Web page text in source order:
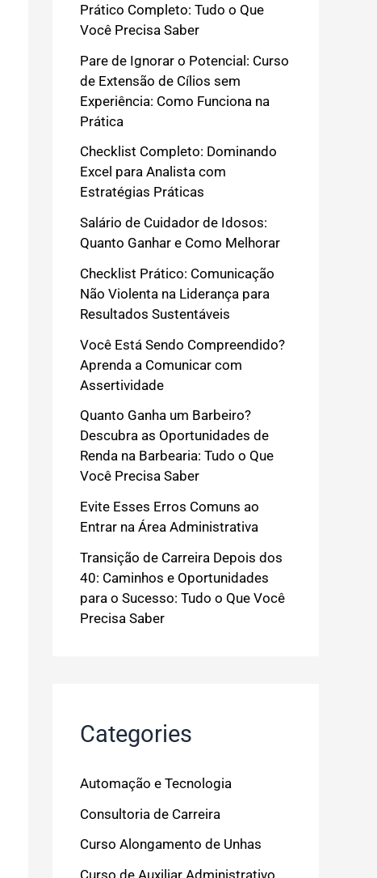
Prático Completo: Tudo o Que
Você Precisa Saber
Pare de Ignorar o Potencial: Curso
de Extensão de Cílios sem
Experiência: Como Funciona na
Prática
Checklist Completo: Dominando
Excel para Analista com
Estratégias Práticas
Salário de Cuidador de Idosos:
Quanto Ganhar e Como Melhorar
Checklist Prático: Comunicação
Não Violenta na Liderança para
Resultados Sustentáveis
Você Está Sendo Compreendido?
Aprenda a Comunicar com
Assertividade
Quanto Ganha um Barbeiro?
Descubra as Oportunidades de
Renda na Barbearia: Tudo o Que
Você Precisa Saber
Evite Esses Erros Comuns ao
Entrar na Área Administrativa
Transição de Carreira Depois dos
40: Caminhos e Oportunidades
para o Sucesso: Tudo o Que Você
Precisa Saber
Categories
Automação e Tecnologia
Consultoria de Carreira
Curso Alongamento de Unhas